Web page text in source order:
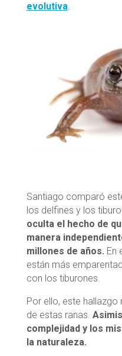
evolutiva.
Santiago comparó
los delfines y los
oculta el hecho de
manera
millones de años. En
están más
con los tiburones.
Por ello, este hallazgo
de estas ranas.
complejidad y los
la naturaleza.